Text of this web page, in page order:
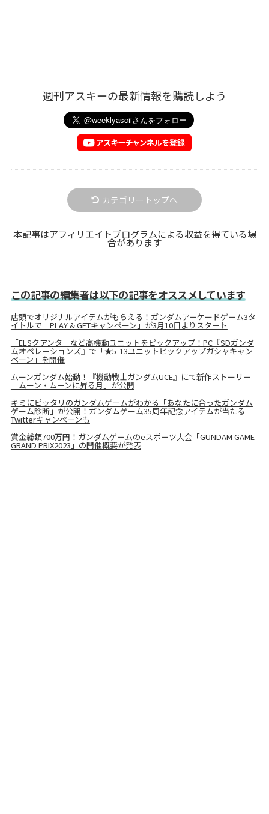
週刊アスキーの最新情報を購読しよう
カテゴリートップへ
本記事はアフィリエイトプログラムによる収益を得ている場
合があります
この記事の編集者は以下の記事をオススメしています
店頭でオリジナルアイテムがもらえる！ガンダムアーケードゲーム3タ
イトルで「PLAY & GETキャンペーン」が3月10日よりスタート
「ELSクアンタ」など高機動ユニットをピックアップ！PC『SDガンダ
ムオペレーションズ』で「★5-13ユニットピックアップガシャキャン
ペーン」を開催
ムーンガンダム始動！『機動戦士ガンダムUCE』にて新作ストーリー
「ムーン・ムーンに昇る月」が公開
キミにピッタリのガンダムゲームがわかる「あなたに合ったガンダム
ゲーム診断」が公開！ガンダムゲーム35周年記念アイテムが当たる
Twitterキャンペーンも
賞金総額700万円！ガンダムゲームのeスポーツ大会「GUNDAM GAME
GRAND PRIX2023」の開催概要が発表